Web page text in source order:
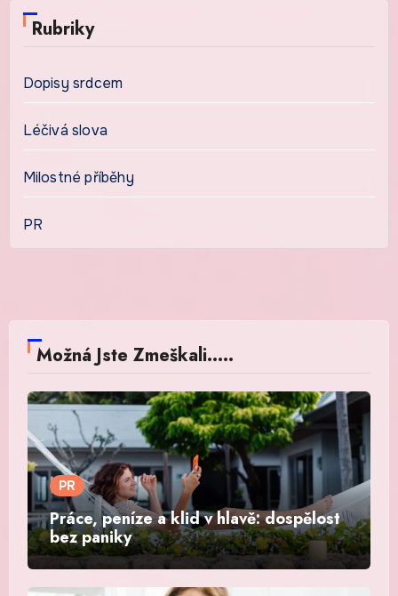
Rubriky
Dopisy srdcem
Léčivá slova
Milostné příběhy
PR
Možná Jste Zmeškali.....
PR
Práce, peníze a klid v hlavě: dospělost
bez paniky